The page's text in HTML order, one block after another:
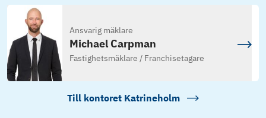
Ansvarig mäklare
Michael Carpman
Fastighetsmäklare / Franchisetagare
Till kontoret Katrineholm